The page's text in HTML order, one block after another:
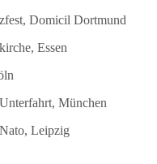
Domicil Dortmund
Essen
München
Leipzig